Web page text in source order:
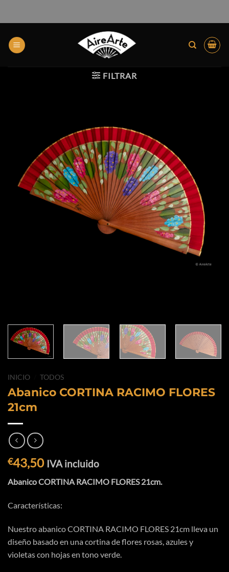
FILTRAR
INICIO TODOS
Abanico CORTINA RACIMO FLORES
21cm
€43,50 IVA incluido
Abanico CORTINA RACIMO FLORES 21cm.
Características:
Nuestro abanico CORTINA RACIMO FLORES 21cm lleva un
diseño basado en una cortina de flores rosas, azules y
violetas con hojas en tono verde.